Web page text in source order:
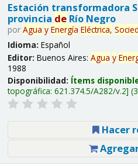
Estación transformadora
provincia deRío Negro
por Agua y Energía Eléctrica,
Idioma: Español
Editor: Buenos Aires: Agua y
1988
Disponibilidad: Ítems
topográfica: 621.374.5/A282/v.2
Hacer